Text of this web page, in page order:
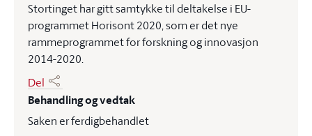
Stortinget har gitt samtykke til deltakelse i EU-
programmet Horisont 2020, som er det nye
rammeprogrammet for forskning og innovasjon
2014-2020.
Del
Behandling og vedtak
Saken er ferdigbehandlet